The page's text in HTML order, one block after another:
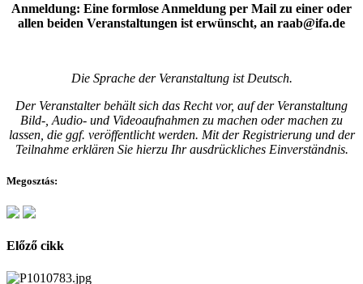
Anmeldung: Eine formlose Anmeldung per Mail zu einer oder
allen beiden Veranstaltungen ist erwünscht, an raab@ifa.de
Die Sprache der Veranstaltung ist Deutsch.
Der Veranstalter behält sich das Recht vor, auf der Veranstaltung
Bild-, Audio- und Videoaufnahmen zu machen oder machen zu
lassen, die ggf. veröffentlicht werden. Mit der Registrierung und der
Teilnahme erklären Sie hierzu Ihr ausdrückliches Einverständnis.
Megosztás:
Előző cikk